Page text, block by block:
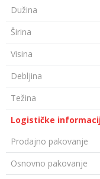
Dužina
Širina
Visina
Debljina
Težina
Logističke
Prodajno pakovanje
Osnovno pakovanje